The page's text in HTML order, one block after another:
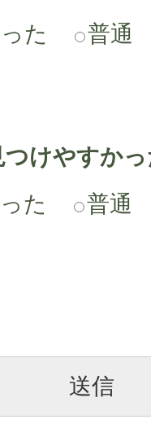
た
普通
けやすか
た
普通